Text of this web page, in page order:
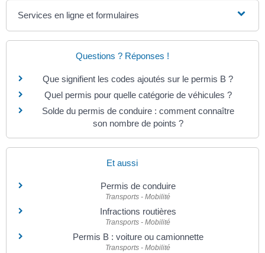
Services en ligne et formulaires
Questions ? Réponses !
Que signifient les codes ajoutés sur le permis B ?
Quel permis pour quelle catégorie de véhicules ?
Solde du permis de conduire : comment connaître
son nombre de points ?
Et aussi
Permis de conduire
Transports - Mobilité
Infractions routières
Transports - Mobilité
Permis B : voiture ou camionnette
Transports - Mobilité